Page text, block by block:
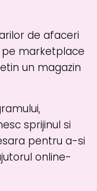
de afaceri
pe marketplace
un magazin
sprijinul si
pentru a-si
online-